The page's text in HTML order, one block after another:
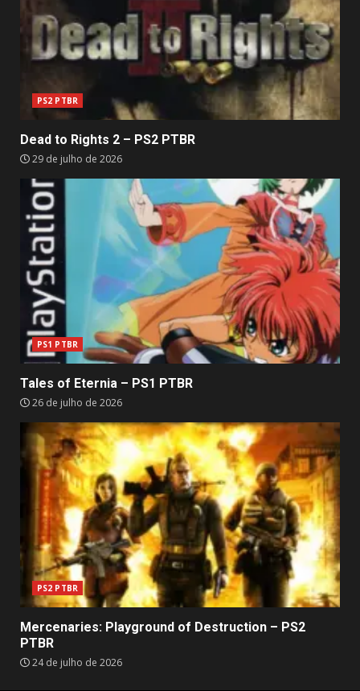
PS2 PTBR
Dead to Rights 2 – PS2 PTBR
29 de julho de 2026
PS1 PTBR
Tales of Eternia – PS1 PTBR
26 de julho de 2026
PS2 PTBR
Mercenaries: Playground of Destruction – PS2
PTBR
24 de julho de 2026